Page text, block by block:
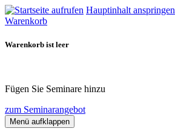
Hauptinhalt anspringen
Warenkorb
Warenkorb ist leer
Fügen Sie Seminare hinzu
zum Seminarangebot
Menü aufklappen